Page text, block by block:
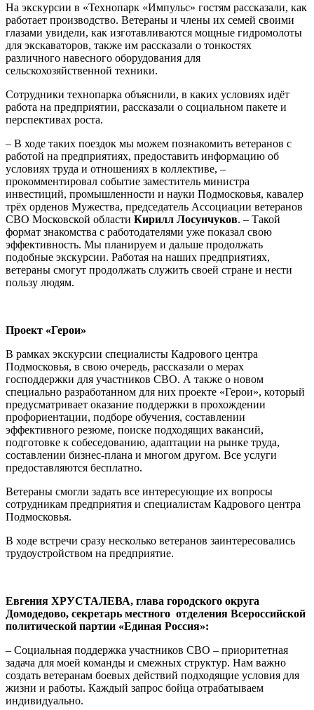
На экскурсии в «Технопарк «Импульс» гостям рассказали, как
работает производство. Ветераны и члены их семей своими
глазами увидели, как изготавливаются мощные гидромолоты
для экскаваторов, также им рассказали о тонкостях
различного навесного оборудования для
сельскохозяйственной техники.
Сотрудники технопарка объяснили, в каких условиях идёт
работа на предприятии, рассказали о социальном пакете и
перспективах роста.
– В ходе таких поездок мы можем познакомить ветеранов с
работой на предприятиях, предоставить информацию об
условиях труда и отношениях в коллективе, –
прокомментировал событие заместитель министра
инвестиций, промышленности и науки Подмосковья, кавалер
трёх орденов Мужества, председатель Ассоциации ветеранов
СВО Московской области Кирилл Лосунчуков. – Такой
формат знакомства с работодателями уже показал свою
эффективность. Мы планируем и дальше продолжать
подобные экскурсии. Работая на наших предприятиях,
ветераны смогут продолжать служить своей стране и нести
пользу людям.
Проект «Герои»
В рамках экскурсии специалисты Кадрового центра
Подмосковья, в свою очередь, рассказали о мерах
господдержки для участников СВО. А также о новом
специально разработанном для них проекте «Герои», который
предусматривает оказание поддержки в прохождении
профориентации, подборе обучения, составлении
эффективного резюме, поиске подходящих вакансий,
подготовке к собеседованию, адаптации на рынке труда,
составлении бизнес-плана и многом другом. Все услуги
предоставляются бесплатно.
Ветераны смогли задать все интересующие их вопросы
сотрудникам предприятия и специалистам Кадрового центра
Подмосковья.
В ходе встречи сразу несколько ветеранов заинтересовались
трудоустройством на предприятие.
Евгения ХРУСТАЛЕВА, глава городского округа
Домодедово, секретарь местного отделения Всероссийской
политической партии «Единая Россия»:
– Социальная поддержка участников СВО – приоритетная
задача для моей команды и смежных структур. Нам важно
создать ветеранам боевых действий подходящие условия для
жизни и работы. Каждый запрос бойца отрабатываем
индивидуально.